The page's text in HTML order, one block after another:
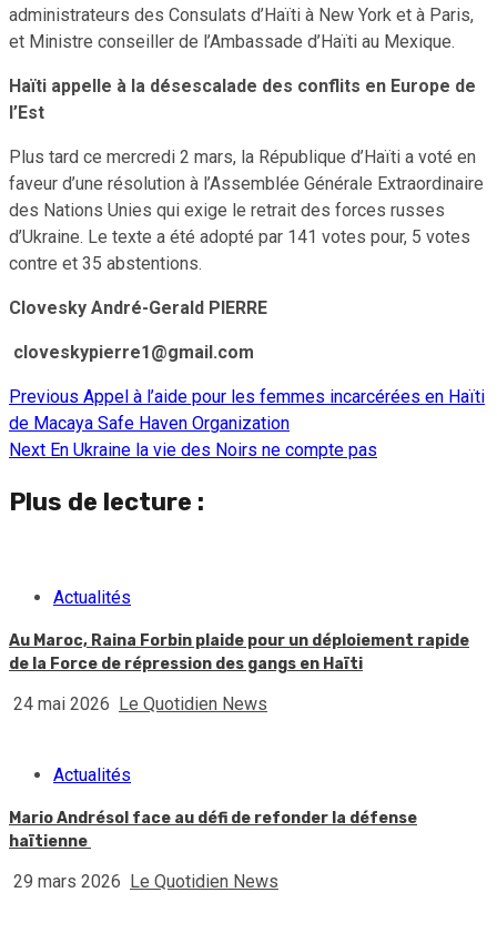
administrateurs des Consulats d’Haïti à New York et à Paris,
et Ministre conseiller de l’Ambassade d’Haïti au Mexique.
Haïti appelle à la désescalade des conflits en Europe de
l’Est
Plus tard ce mercredi 2 mars, la République d’Haïti a voté en
faveur d’une résolution à l’Assemblée Générale Extraordinaire
des Nations Unies qui exige le retrait des forces russes
d’Ukraine. Le texte a été adopté par 141 votes pour, 5 votes
contre et 35 abstentions.
Clovesky André-Gerald PIERRE
cloveskypierre1@gmail.com
Continue
Reading
Previous Appel à l’aide pour les femmes incarcérées en Haïti
de Macaya Safe Haven Organization
Next En Ukraine la vie des Noirs ne compte pas
Plus de lecture :
Actualités
Au Maroc, Raina Forbin plaide pour un déploiement rapide
de la Force de répression des gangs en Haïti
24 mai 2026 Le Quotidien News
Actualités
Mario Andrésol face au défi de refonder la défense
haïtienne
29 mars 2026 Le Quotidien News